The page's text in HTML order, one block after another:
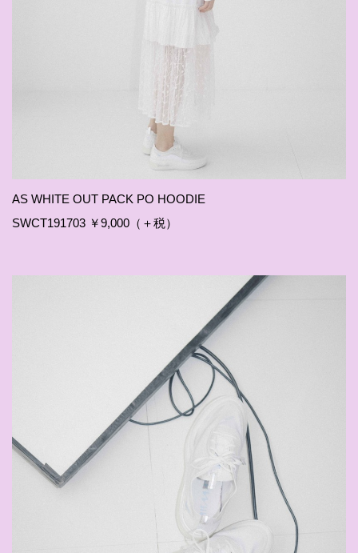
AS WHITE OUT PACK PO HOODIE
SWCT191703 ￥9,000（＋税）